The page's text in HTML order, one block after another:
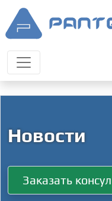
Новости
Заказать